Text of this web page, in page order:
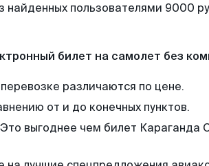
найденных пользователями 9000
билет на самолет без
различаются по цене.
от и до конечных пунктов.
выгоднее чем билет Караганда